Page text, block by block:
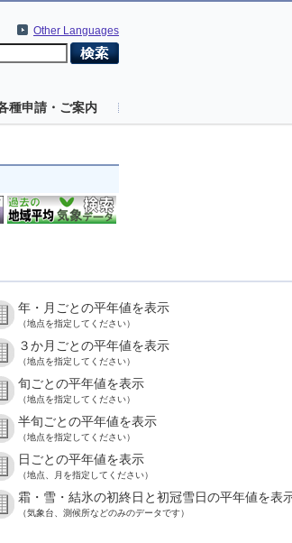
Other Languages
種申請・ご案内
年・月ごとの平年値を表示
（地点を指定してください）
３か月ごとの平年値を表示
（地点を指定してください）
旬ごとの平年値を表示
（地点を指定してください）
半旬ごとの平年値を表示
（地点を指定してください）
日ごとの平年値を表示
（地点、月を指定してください）
霜・雪・結氷の初終日と初冠雪日の平年値を表
（気象台、測候所などのみのデータです）